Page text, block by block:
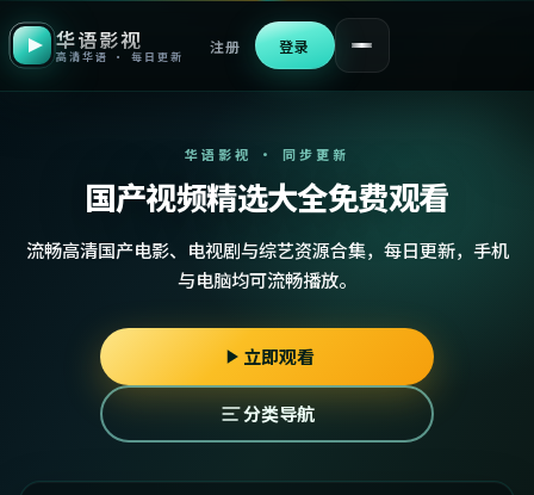
华语影视
高清华语 · 每日更新
注册 登录
华语影视 · 同步更新
国产视频精选大全免费观看
流畅高清国产电影、电视剧与综艺资源合集，每日更新，手机
与电脑均可流畅播放。
立即观看
分类导航